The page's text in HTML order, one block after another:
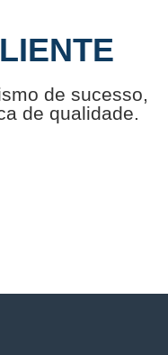
de sucesso,
de qualidade.